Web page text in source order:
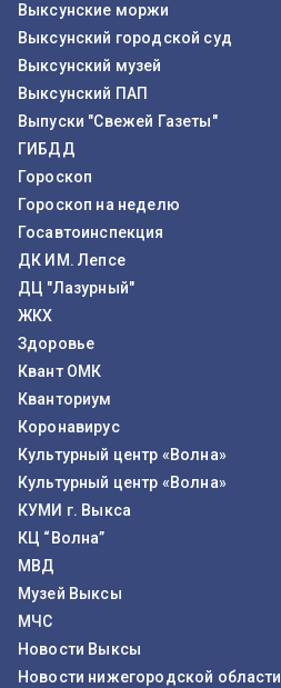
Выксунские моржи
Выксунский городской суд
Выксунский музей
Выксунский ПАП
Выпуски "Свежей Газеты"
ГИБДД
Гороскоп
Гороскоп на неделю
Госавтоинспекция
ДК ИМ. Лепсе
ДЦ "Лазурный"
ЖКХ
Здоровье
Квант ОМК
Кванториум
Коронавирус
Культурный центр «Волна»
Культурный центр «Волна»
КУМИ г. Выкса
КЦ “Волна”
МВД
Музей Выксы
МЧС
Новости Выксы
Новости нижегородской области